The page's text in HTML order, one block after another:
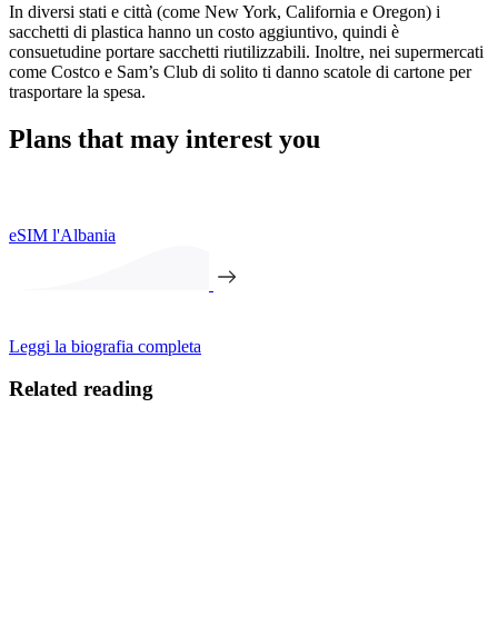
In diversi stati e città (come New York, California e Oregon) i
sacchetti di plastica hanno un costo aggiuntivo, quindi è
consuetudine portare sacchetti riutilizzabili. Inoltre, nei supermercati
come Costco e Sam’s Club di solito ti danno scatole di cartone per
trasportare la spesa.
Plans that may interest you
eSIM l'Albania
Leggi la biografia completa
Related reading